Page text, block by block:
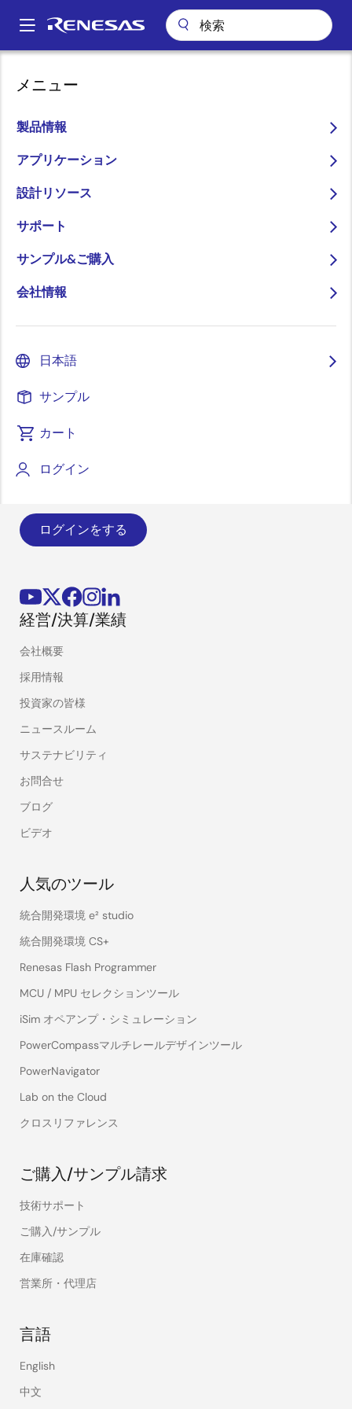
ン
Main
メニュー
製品情報
アプリケーション
設計リソース
サポート
サンプル&ご購入
会社情報
日本語
サンプル
カート
ログイン
パ
ン
く
ず2017年4月18日
このビデオについて
AM-01
最新情報のお知らせについて
製品やソリューションの最新情報をメールでお届けし
ログインをする
経営/決算/業績
会社概要
採用情報
投資家の皆様
ニュースルーム
サステナビリティ
お問合せ
ブログ
ビデオ
人気のツール
統合開発環境 e² studio
統合開発環境 CS+
Renesas Flash Programmer
MCU / MPU セレクションツール
iSim オペアンプ・シミュレーション
PowerCompassマルチレールデザインツール
PowerNavigator
Lab on the Cloud
クロスリファレンス
ご購入/サンプル請求
技術サポート
ご購入/サンプル
在庫確認
営業所・代理店
言語
English
中文